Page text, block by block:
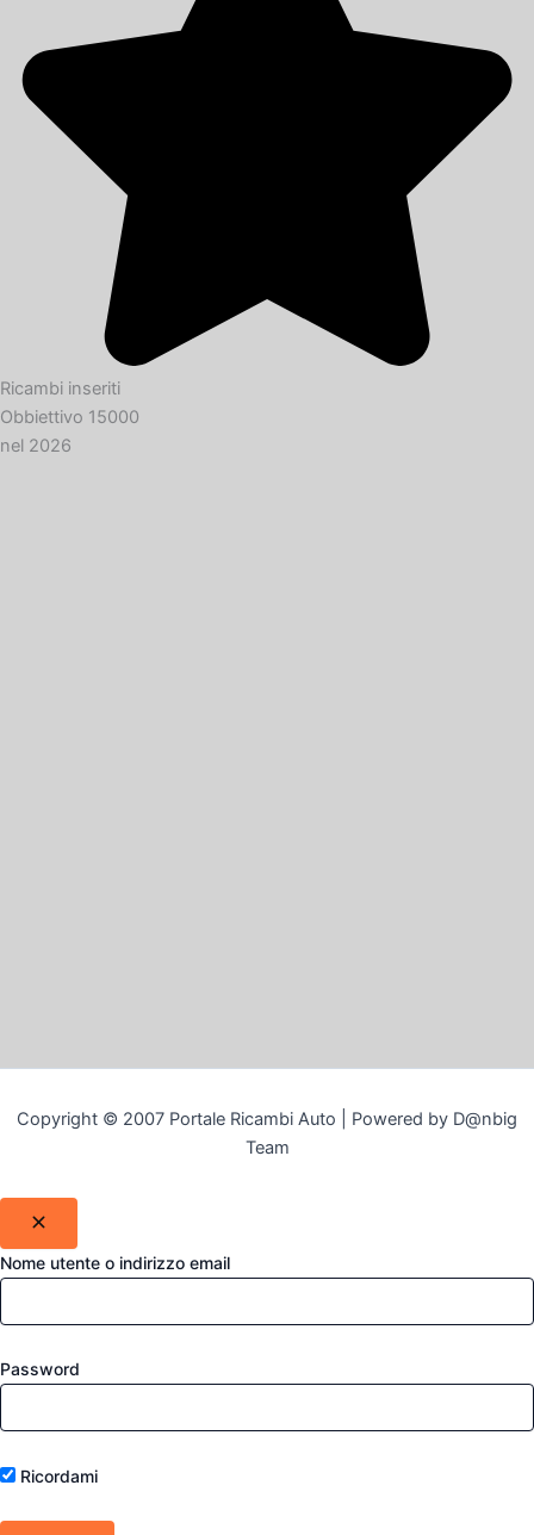
Ricambi inseriti
Obbiettivo 15000
nel 2026
Copyright © 2007 Portale Ricambi Auto | Powered by D@nbig
Team
Nome utente o indirizzo email
Password
Ricordami